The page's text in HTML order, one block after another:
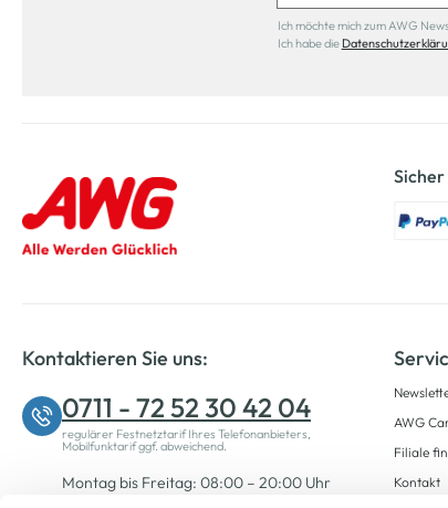
Ich möchte mich zum AWG
Ich habe die
Sicher
Kontaktieren Sie uns:
0711 - 72 52 30 42 04
regulärer Festnetztarif Ihres Telefonanbieters,
Mobilfunktarif ggf. abweichend.
Montag bis Freitag: 08:00 – 20:00 Uhr
AWG
Filiale
Kontakt